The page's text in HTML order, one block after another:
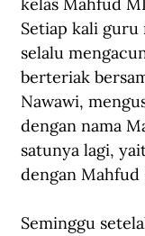
kelas Mahfud
Setiap kali guru
selalu
berteriak
Nawawi,
dengan nama
satunya lagi,
dengan Mahfud
Seminggu